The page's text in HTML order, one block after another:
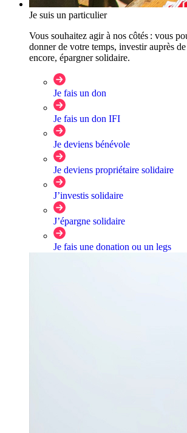
Je suis un particulier
Vous souhaitez agir à nos côtés : vous
donner de votre temps, investir auprès
encore, épargner solidaire.
Je fais un don
Je fais un don IFI
Je deviens bénévole
Je deviens propriétaire solidaire
J’investis solidaire
J’épargne solidaire
Je fais une donation ou un legs